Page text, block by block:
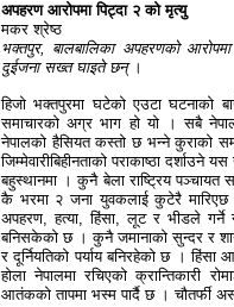
अपहरण आरोपमा पिट्दा २ को मृत्यु
मकर श्रेष्ठ
भक्तपुर, बालबालिका अपहरणको
दुईजना सख्त घाइते छन्।
हिजो भक्तपुरमा घटेको एउटा घटनाको
समाचारको अग्र भाग हो यो । सबै
नेपालको हैसियत कस्तो छ भन्ने कुराको
जिम्मेवारीबिहीनताको पराकाष्ठा
बहुस्थानमा । कुनै बेला राष्ट्रिय पञ्चायत
कै भरमा २ जना युवकलाई कुटेरै मारिएछ
अपहरण, हत्या, हिंसा, लूट र भीडले गर्ने
बनिसकेको छ । कुनै जमानाको सुन्दर र
र दूर्नियतिको पर्याय बनिरहेको छ ।
होला नेपालमा रचिएको क्रान्तिकारी
आतंकको तापमा भस्म पार्दै छ । चौतर्फी